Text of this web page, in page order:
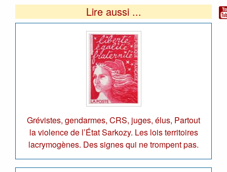
Lire aussi ...
Grévistes, gendarmes, CRS, juges, élus, Partout
la violence de l’État Sarkozy. Les lois territoires
lacrymogènes. Des signes qui ne trompent pas.